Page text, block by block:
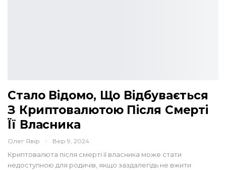
Стало Відомо, Що Відбувається
З Криптовалютою Після Смерті
Її Власника
Олег Явір Вер 9, 2024
Криптовалюта після смерті її власника може стати
недоступною для родичів, якщо заздалегідь не вжити